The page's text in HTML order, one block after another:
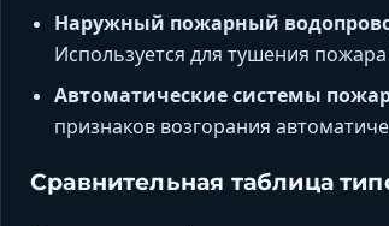
Наружный пожарный
Используется для тушения
Автоматические системы
признаков возгорания
Сравнительная таблица